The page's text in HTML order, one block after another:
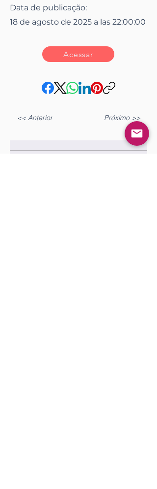
Data de publicação:
18 de agosto de 2025 a las 22:00:00
Acessar
<< Anterior Próximo >>